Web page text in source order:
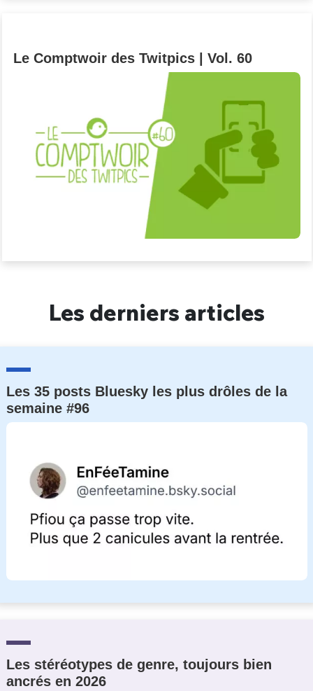
Le Comptwoir des Twitpics | Vol. 60
Les derniers articles
Les 35 posts Bluesky les plus drôles de la
semaine #96
Les stéréotypes de genre, toujours bien
ancrés en 2026
C'EST PARTI